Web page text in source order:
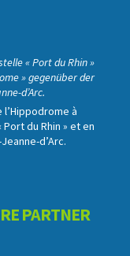
« Port du Rhin »
» gegenüber der
d’Arc.
à
du Rhin » et en
d’Arc.
PARTNER